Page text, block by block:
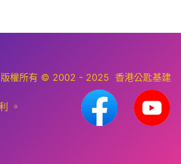
權所有 © 2002 - 2025 香港公匙基建
。